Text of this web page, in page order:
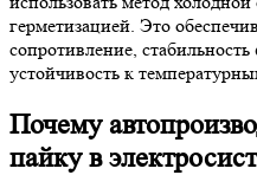
герметизацией. Это
сопротивление,
устойчивость к
Почему
пайку в